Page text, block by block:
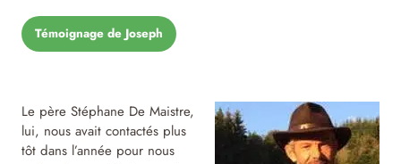
Témoignage de Joseph
Le père Stéphane De Maistre,
lui, nous avait contactés plus
tôt dans l’année pour nous